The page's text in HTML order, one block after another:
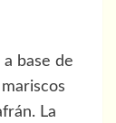
base de
La